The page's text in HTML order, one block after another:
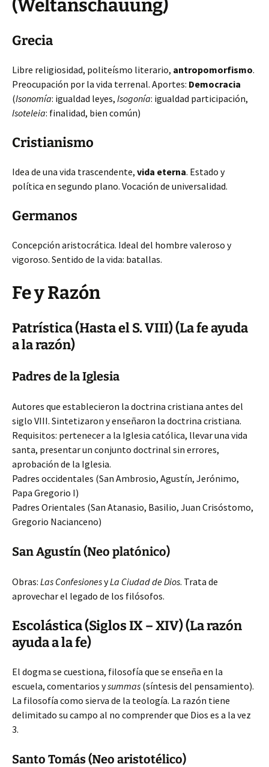
(Weltanschauung)
Grecia
Libre religiosidad, politeísmo literario, antropomorfismo.
Preocupación por la vida terrenal. Aportes: Democracia
(Isonomía: igualdad leyes, Isogonía: igualdad participación,
Isoteleia: finalidad, bien común)
Cristianismo
Idea de una vida trascendente, vida eterna. Estado y
política en segundo plano. Vocación de universalidad.
Germanos
Concepción aristocrática. Ideal del hombre valeroso y
vigoroso. Sentido de la vida: batallas.
Fe y Razón
Patrística (Hasta el S. VIII) (La fe ayuda
a la razón)
Padres de la Iglesia
Autores que establecieron la doctrina cristiana antes del
siglo VIII. Sintetizaron y enseñaron la doctrina cristiana.
Requisitos: pertenecer a la Iglesia católica, llevar una vida
santa, presentar un conjunto doctrinal sin errores,
aprobación de la Iglesia.
Padres occidentales (San Ambrosio, Agustín, Jerónimo,
Papa Gregorio I)
Padres Orientales (San Atanasio, Basilio, Juan Crisóstomo,
Gregorio Nacianceno)
San Agustín (Neo platónico)
Obras: Las ConfesionesyLa Ciudad de Dios. Trata de
aprovechar el legado de los filósofos.
Escolástica (Siglos IX – XIV) (La razón
ayuda a la fe)
El dogma se cuestiona, filosofía que se enseña en la
escuela, comentarios ysummas (síntesis del pensamiento).
La filosofía como sierva de la teología. La razón tiene
delimitado su campo al no comprender que Dios es a la vez
3.
Santo Tomás (Neo aristotélico)